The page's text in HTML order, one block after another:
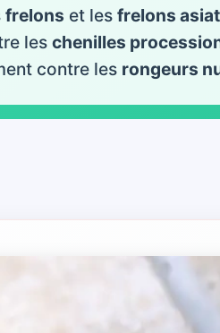
frelons et les frelons
les chenilles
contre les rongeurs